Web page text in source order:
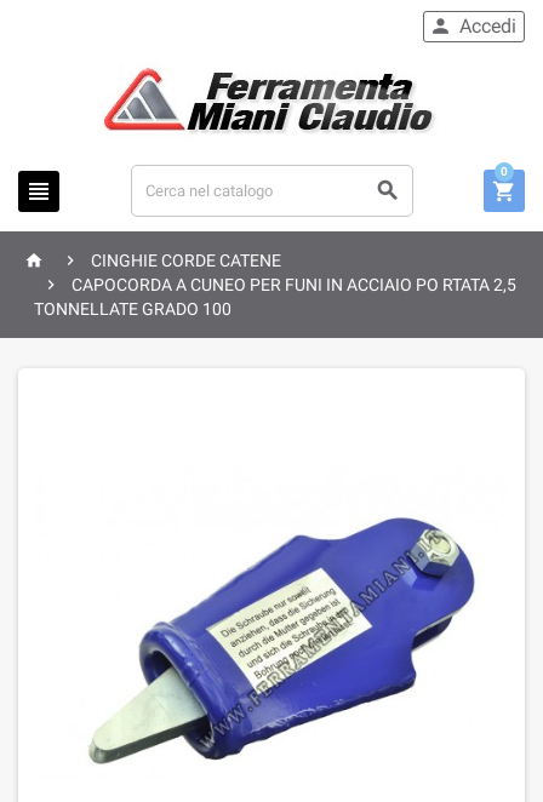
 
 Accedi

0
 
CINGHIE CORDE CATENE

CAPOCORDA A CUNEO PER FUNI IN ACCIAIO PO RTATA 2,5
TONNELLATE GRADO 100